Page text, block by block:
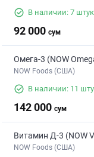
В наличии: 7 штук
92 000 сум
Омега-3 (NOW
NOW Foods (США)
В наличии: 11
142 000 сум
Витамин Д-3 (NOW
NOW Foods (США)